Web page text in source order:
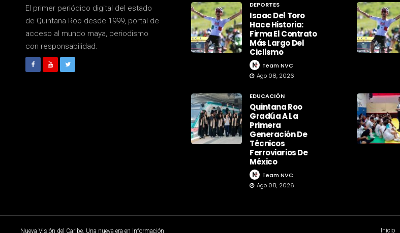
El primer periódico digital del estado
de Quintana Roo desde 1999, portal de
acceso al mundo maya, periodismo
con responsabilidad.
DEPORTES
Isaac Del Toro
Hace Historia:
Firma El Contrato
Más Largo Del
Ciclismo
Team NVC
Ago 08, 2026
EDUCACIÓN
Quintana Roo
Gradúa A La
Primera
Generación De
Técnicos
Ferroviarios De
México
Team NVC
Ago 08, 2026
Nueva Visión del Caribe. Una nueva era en información Inicio